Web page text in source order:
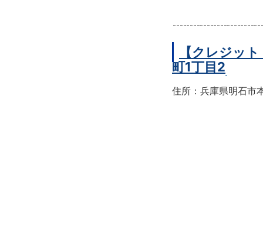
【クレジッ
町1丁目2
住所：兵庫県明石市